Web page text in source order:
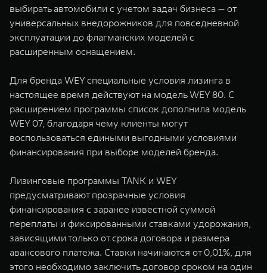
WEY 80
Масштаб возможностей
от 6 449 000 ₽
WEY 80
выбирать автомобили с учетом задач бизнеса — от
универсальных внедорожников для повседневной
эксплуатации до флагманских моделей с
расширенным оснащением.
Для бренда WEY специальные условия лизинга в
настоящее время действуют на модель WEY 80. С
расширением программы список дополнила модель
WEY 07, благодаря чему клиенты могут
воспользоваться едиными выгодными условиями
финансирования при выборе моделей бренда.
Лизинговые программы TANK и WEY
предусматривают прозрачные условия
финансирования с заранее известной суммой
переплаты и фиксированными ставками удорожания,
зависящими только от срока договора и размера
авансового платежа. Ставки начинаются от 0,01%, для
этого необходимо заключить договор сроком на один